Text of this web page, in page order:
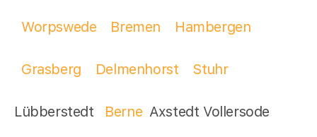
Worpswede Bremen Hambergen
Grasberg Delmenhorst Stuhr
Lübberstedt Berne Axstedt Vollersode